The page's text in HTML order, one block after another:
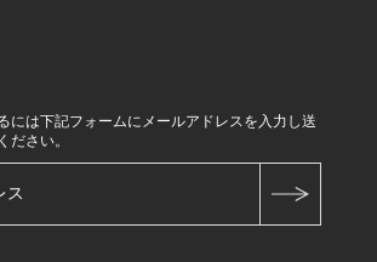
には下記フォームにメールアドレスを入力し送
ださい。